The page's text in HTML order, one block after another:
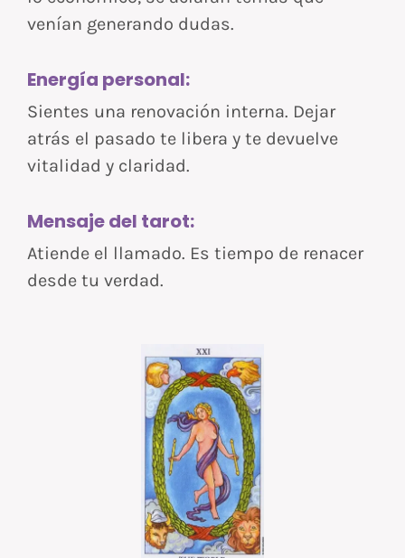
venían generando dudas.
Energía personal:
Sientes una renovación interna. Dejar
atrás el pasado te libera y te devuelve
vitalidad y claridad.
Mensaje del tarot:
Atiende el llamado. Es tiempo de renacer
desde tu verdad.